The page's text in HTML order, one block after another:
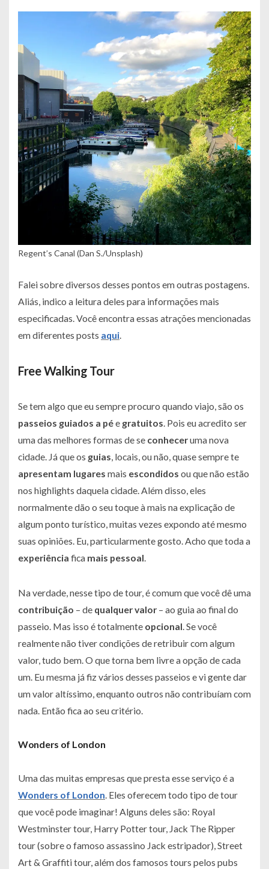
Regent’s Canal (Dan S./Unsplash)
Falei sobre diversos desses pontos em outras postagens.
Aliás, indico a leitura deles para informações mais
especificadas. Você encontra essas atrações mencionadas
em diferentes posts aqui.
Free Walking Tour
Se tem algo que eu sempre procuro quando viajo, são os
passeios guiados a pée gratuitos. Pois eu acredito ser
uma das melhores formas de se conheceruma nova
cidade. Já que os guias, locais, ou não, quase sempre te
apresentam lugares mais escondidos ou que não estão
nos highlights daquela cidade. Além disso, eles
normalmente dão o seu toque à mais na explicação de
algum ponto turístico, muitas vezes expondo até mesmo
suas opiniões. Eu, particularmente gosto. Acho que toda a
experiência fica mais pessoal.
Na verdade, nesse tipo de tour, é comum que você dê uma
contribuição – de qualquervalor – ao guia ao final do
passeio. Mas isso é totalmente opcional. Se você
realmente não tiver condições de retribuir com algum
valor, tudo bem. O que torna bem livre a opção de cada
um. Eu mesma já fiz vários desses passeios e vi gente dar
um valor altíssimo, enquanto outros não contribuíam com
nada. Então fica ao seu critério.
Wonders of London
Uma das muitas empresas que presta esse serviço é a
Wonders of London. Eles oferecem todo tipo de tour
que você pode imaginar! Alguns deles são: Royal
Westminster tour, Harry Potter tour, Jack The Ripper
tour (sobre o famoso assassino Jack estripador), Street
Art & Graffiti tour, além dos famosos tours pelos pubs